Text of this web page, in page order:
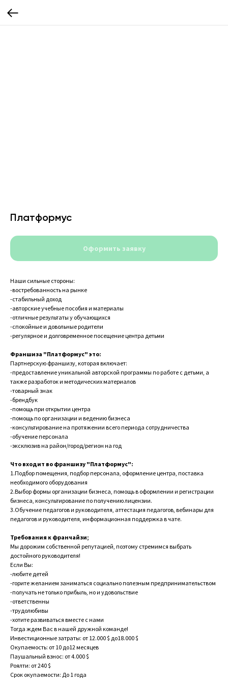
Платформус
Оформить заявку
Наши сильные стороны:
-востребованность на рынке
-стабильный доход
-авторские учебные пособия и материалы
-отличные результаты у обучающихся
-спокойные и довольные родители
-регулярное и долговременное посещение центра детьми
Франшиза "Платформус" это:
Партнерскую франшизу, которая включает:
-предоставление уникальной авторской программы по работе с детьми, а
также разработок и методических материалов
-товарный знак
-брендбук
-помощь при открытии центра
-помощь по организации и ведению бизнеса
-консультирование на протяжении всего периода сотрудничества
-обучение персонала
-эксклюзив на район/город/регион на год
Что входит во франшизу "Платформус":
1.Подбор помещения, подбор персонала, оформление центра, поставка
необходимого оборудования
2.Выбор формы организации бизнеса, помощь в оформлении и регистрации
бизнеса, консультирование по получению лицензии.
3.Обучение педагогов и руководителя, аттестация педагогов, вебинары для
педагогов и руководителя, информационная поддержка в чате.
Требования к франчайзи;
Мы дорожим собственной репутацией, поэтому стремимся выбрать
достойного руководителя!
Если Вы:
-любите детей
-горите желанием заниматься социально полезным предпринимательством
-получать не только прибыль, но и удовольствие
-ответственны
-трудолюбивы
-хотите развиваться вместе с нами
Тогда ждем Вас в нашей дружной команде!
Инвестиционные затраты: от 12.000 $ до18.000 $
Окупаемость: от 10 до12 месяцев
Паушальный взнос: от 4.000 $
Роялти: от 240 $
Срок окупаемости: До 1 года